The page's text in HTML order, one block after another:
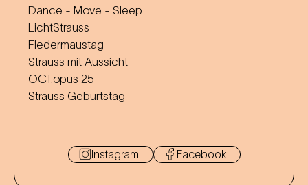
Dance - Move - Sleep
LichtStrauss
Fledermaustag
Strauss mit Aussicht
OCT.opus 25
Strauss Geburtstag
Instagram Facebook